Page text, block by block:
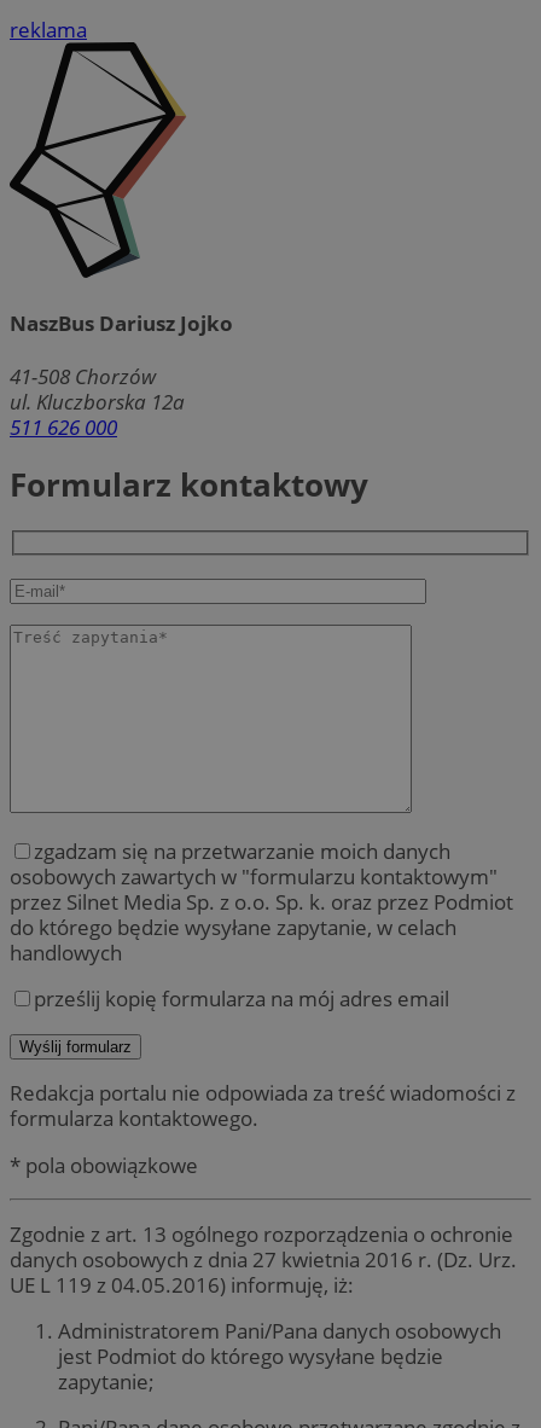
reklama
NaszBus Dariusz Jojko
41-508 Chorzów
ul. Kluczborska 12a
511 626 000
Formularz kontaktowy
zgadzam się na przetwarzanie moich danych
osobowych zawartych w "formularzu kontaktowym"
przez Silnet Media Sp. z o.o. Sp. k. oraz przez Podmiot
do którego będzie wysyłane zapytanie, w celach
handlowych
prześlij kopię formularza na mój adres email
Redakcja portalu nie odpowiada za treść wiadomości z
formularza kontaktowego.
* pola obowiązkowe
Zgodnie z art. 13 ogólnego rozporządzenia o ochronie
danych osobowych z dnia 27 kwietnia 2016 r. (Dz. Urz.
UE L 119 z 04.05.2016) informuję, iż:
Administratorem Pani/Pana danych osobowych
jest Podmiot do którego wysyłane będzie
zapytanie;